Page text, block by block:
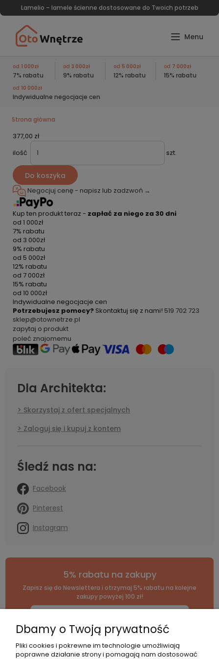
Lamelio – lamele ścienne dostosowane do Twoich potrzeb
od 1 000zł
7% rabatu
od 3 000zł
9% rabatu
od 5 000zł
12% rabatu
od 7 000zł
15% rabatu
od 10 000zł
Indywidualne negocjacje cen
Strona główna
377,00 zł
ilość
szt.
Do koszyka
Negocjuj cenę - napisz lub zadzwoń →
Kup ten produkt teraz - zapłać za niego za 30 dni
od 1 000zł
7% rabatu
od 3 000zł
9% rabatu
od 5 000zł
12% rabatu
od 7 000zł
15% rabatu
od 10 000zł
Indywidualne negocjacje cen
Potrzebujesz pomocy? Skontaktuj się z nami! 519 702 723
sklep@otownetrze.pl
zapytaj o produkt
poleć znajomemu
Dla Architekta:
Skorzystaj z ofert specjalnych
Zaloguj się i kupuj z kontem
Śledź nas na:
Facebook
Pinterest
Instagram
5% rabatu na zakupy
Zapisz się do Newslettera i otrzymaj 5% rabatu na kolejne
zakupy powyżej 100 zł!
*Zapisując się, wyrażasz zgodę na nasząpolitykę prywatności
Dbamy o Twoją prywatność
Pliki cookies i pokrewne im technologie umożliwiają
poprawne działanie strony i pomagają nam dostosować